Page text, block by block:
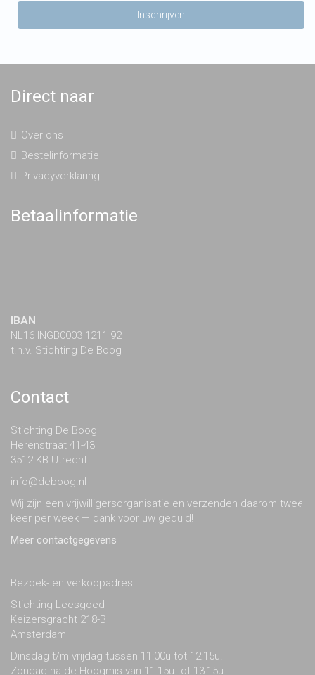
Direct naar
Over ons
Bestelinformatie
Privacyverklaring
Betaalinformatie
IBAN
NL16 INGB0003 1211 92
t.n.v. Stichting De Boog
Contact
Stichting De Boog
Herenstraat 41-43
3512 KB Utrecht
info@deboog.nl
Wij zijn een vrijwilligersorganisatie en verzenden daarom twee
keer per week — dank voor uw geduld!
Meer contactgegevens
Bezoek- en verkoopadres
Stichting Leesgoed
Keizersgracht 218-B
Amsterdam
Dinsdag t/m vrijdag tussen 11:00u tot 12:15u.
Zondag na de Hoogmis van 11:15u tot 13:15u.